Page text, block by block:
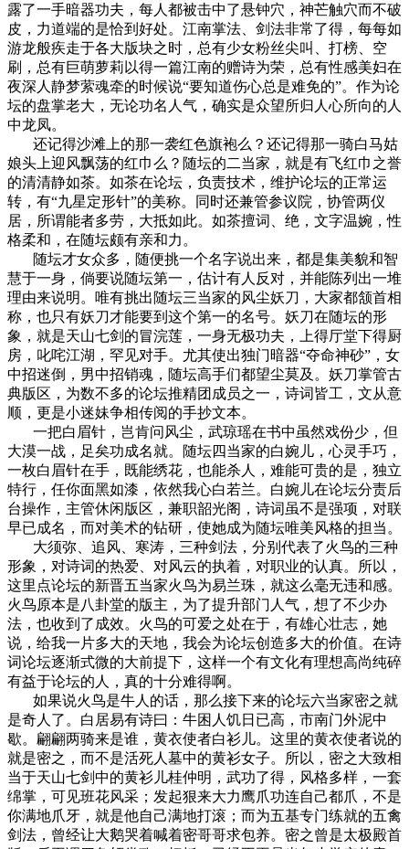
露了一手暗器功夫，每人都被击中了悬钟穴，神芒触穴而不破
皮，力道端的是恰到好处。江南掌法、剑法非常了得，每每如
游龙般疾走于各大版块之时，总有少女粉丝尖叫、打榜、空
刷，总有巨萌萝莉以得一篇江南的赠诗为荣，总有性感美妇在
夜深人静梦萦魂牵的时候说“要知道伤心总是难免的”。作为论
坛的盘掌老大，无论功名人气，确实是众望所归人心所向的人
中龙凤。
还记得沙滩上的那一袭红色旗袍么？还记得那一骑白马姑
娘头上迎风飘荡的红巾么？随坛的二当家，就是有飞红巾之誉
的清清静如茶。如茶在论坛，负责技术，维护论坛的正常运
转，有“九星定形针”的美称。同时还兼管参议院，协管两仪
居，所谓能者多劳，大抵如此。如茶擅词、绝，文字温婉，性
格柔和，在随坛颇有亲和力。
随坛才女众多，随便挑一个名字说出来，都是集美貌和智
慧于一身，倘要说随坛第一，估计有人反对，并能陈列出一堆
理由来说明。唯有挑出随坛三当家的风尘妖刀，大家都颔首相
称，也只有妖刀才能要到这个第一的名号。妖刀在随坛的形
象，就是天山七剑的冒浣莲，一身无极功夫，上得厅堂下得厨
房，叱咤江湖，罕见对手。尤其使出独门暗器“夺命神砂”，女
中招迷倒，男中招销魂，随坛高手们都望尘莫及。妖刀掌管古
典版区，为数不多的论坛推精团成员之一，诗词皆工，文从意
顺，更是小迷妹争相传阅的手抄文本。
一把白眉针，岂肯问风尘，武琼瑶在书中虽然戏份少，但
大漠一战，足矣功成名就。随坛四当家的白婉儿，心灵手巧，
一枚白眉针在手，既能绣花，也能杀人，难能可贵的是，独立
特行，任你面黑如漆，依然我心白若兰。白婉儿在论坛分责后
台操作，主管休闲版区，兼职韶光阁，诗词虽不是强项，对联
早已成名，而对美术的钻研，使她成为随坛唯美风格的担当。
大须弥、追风、寒涛，三种剑法，分别代表了火鸟的三种
形象，对诗词的热爱、对风云的执着，对职业的认真。所以，
这里点论坛的新晋五当家火鸟为易兰珠，就这么毫无违和感。
火鸟原本是八卦堂的版主，为了提升部门人气，想了不少办
法，也收到了成效。火鸟的可爱之处在于，有雄心壮志，她
说，给我一片多大的天地，我会为论坛创造多大的价值。在诗
词论坛逐渐式微的大前提下，这样一个有文化有理想高尚纯碎
有益于论坛的人，真的十分难得啊。
如果说火鸟是牛人的话，那么接下来的论坛六当家密之就
是奇人了。白居易有诗曰：牛困人饥日已高，市南门外泥中
歇。翩翩两骑来是谁，黄衣使者白衫儿。这里的黄衣使者说的
就是密之，而不是活死人墓中的黄衫女子。所以，密之大致相
当于天山七剑中的黄衫儿桂仲明，武功了得，风格多样，一套
绵掌，可见班花风采；发起狠来大力鹰爪功连自己都爪，不是
你满地爪牙，就是他自己满地打滚；而为五基专门练就的五禽
剑法，曾经让大鹅哭着喊着密哥哥求包养。密之曾是太极殿首